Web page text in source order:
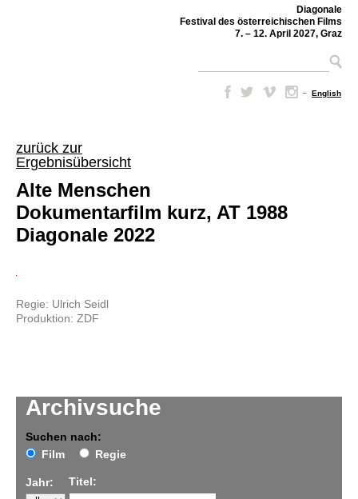
Diagonale
Festival des österreichischen Films
7. – 12. April 2027, Graz
– English
zurück zur
Ergebnisübersicht
Archivsuche
Suchen nach:
Film
Regie
Jahr: Titel:
Alte Menschen
Dokumentarfilm kurz, AT 1988
Diagonale 2022
Regie: Ulrich Seidl
Produktion: ZDF